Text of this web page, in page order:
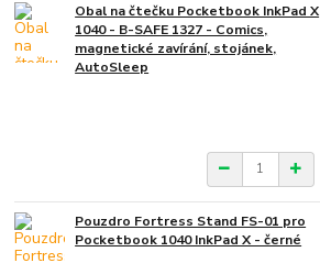
Obal na čtečku Pocketbook InkPad X
1040 - B-SAFE 1327 - Comics,
magnetické zavírání, stojánek,
AutoSleep
Pouzdro Fortress Stand FS-01 pro
Pocketbook 1040 InkPad X - černé